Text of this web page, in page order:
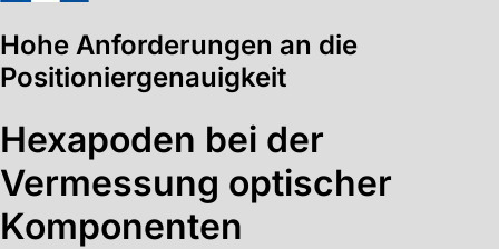
Hohe Anforderungen an die
Positioniergenauigkeit
Hexapoden bei der
Vermessung optischer
Komponenten